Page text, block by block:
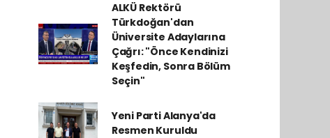
ALKÜ Rektörü
Türkdoğan'dan
Üniversite Adaylarına
Çağrı: "Önce Kendinizi
Keşfedin, Sonra Bölüm
Seçin"
Yeni Parti Alanya'da
Resmen Kuruldu